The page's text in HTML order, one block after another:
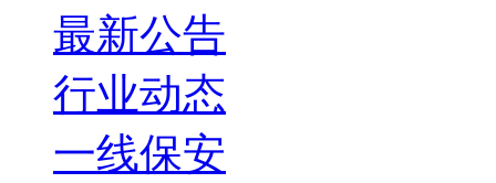
在成功拓展异地保安人防服务市场后，完善的综合管理团队
展异地保安人防业务之初便稳稳占领市场并取得客户信赖，
级”（大 队、中队、分队）管理模式。从多年 工作实践中看
队伍的人性化管 理。一是要从思想上端正态度，增强保安从
极采取有效措施，让 队员感到集体的温暖，使队伍保持稳定
助；三是管理骨干要经常走基层，多了解队员心声，多与客
最新公告
行业动态
一线保安